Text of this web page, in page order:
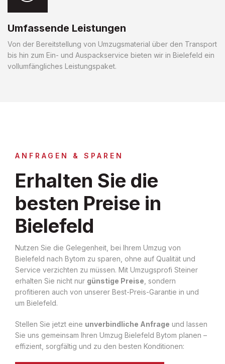
Umfassende Leistungen
Von der Bereitstellung von Umzugsmaterial über den Transport
bis hin zum Ein- und Auspackservice bieten wir in Bielefeld ein
vollumfängliches Leistungspaket.
ANFRAGEN & SPAREN
Erhalten Sie die
besten Preise in
Bielefeld
Nutzen Sie die Gelegenheit, bei Ihrem Umzug von
Bielefeld nach Bytom zu sparen, ohne auf Qualität und
Service verzichten zu müssen. Mit Umzugsprofi Steiner
erhalten Sie nicht nur günstige Preise , sondern
profitieren auch von unserer Best-Preis-Garantie in und
um Bielefeld.
Stellen Sie jetzt eine unverbindliche Anfrage und lassen
Sie uns gemeinsam Ihren Umzug Bielefeld Bytom planen –
effizient, sorgfältig und zu den besten Konditionen: